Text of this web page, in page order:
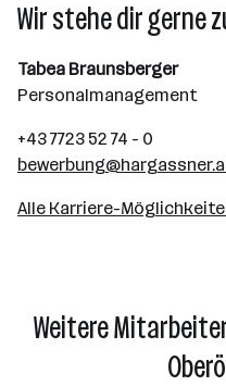
Wir stehe dir gerne
Tabea Braunsberger
Personalmanagement
+43 7723 52 74 - 0
Alle Karriere-
Weitere